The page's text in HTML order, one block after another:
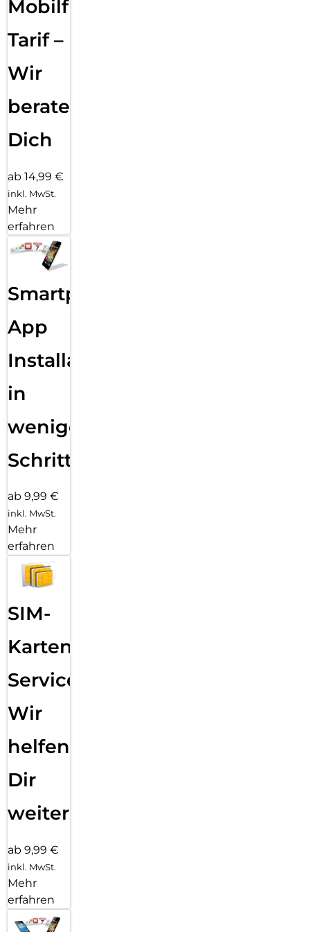
Mobilfunk
Tarif –
Wir
beraten
Dich
ab 14,99 €
inkl. MwSt.
Mehr
erfahren
Smartphone
App
Installation
in
wenigen
Schritten
ab 9,99 €
inkl. MwSt.
Mehr
erfahren
SIM-
Karten
Service:
Wir
helfen
Dir
weiter
ab 9,99 €
inkl. MwSt.
Mehr
erfahren